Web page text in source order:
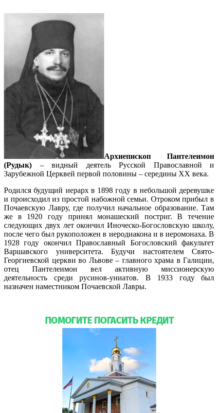
Архиепископ Пантелеимон
(Рудык) – видный деятель Русской Православной и
Зарубежной Церквей первой половины – середины ХХ века.
Родился будущий иерарх в 1898 году в небольшой деревушке
и происходил из простой набожной семьи. Отроком прибыл в
Почаевскую Лавру, где получил начальное образование. Там
же в 1920 году принял монашеский постриг. В течение
следующих двух лет окончил Иноческо-Богословскую школу,
после чего был рукоположен в иеродиакона и в иеромонаха. В
1928 году окончил Православный Богословский факультет
Варшавского университета. Будучи настоятелем Свято-
Георгиевской церкви во Львове – главного храма в Галиции,
отец Пантелеимон вел активную миссионерскую
деятельность среди русинов-униатов. В 1933 году был
назначен наместником Почаевской Лавры.